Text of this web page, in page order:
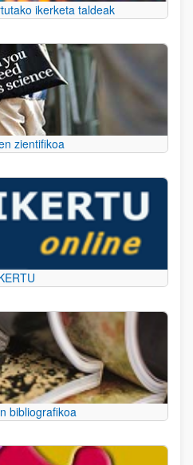
ikerketa taldeak
zientifikoa
bibliografikoa